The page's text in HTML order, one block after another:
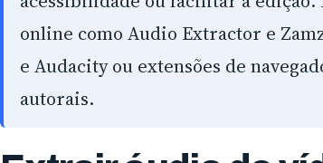
online como Audio Extractor e
e Audacity ou extensões de
autorais.